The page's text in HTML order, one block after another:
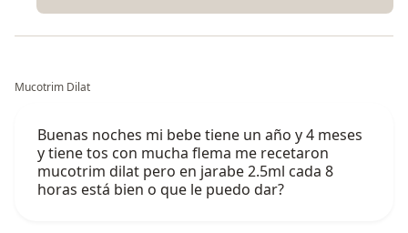
Mucotrim Dilat
Buenas noches mi bebe tiene un año y 4 meses
y tiene tos con mucha flema me recetaron
mucotrim dilat pero en jarabe 2.5ml cada 8
horas está bien o que le puedo dar?